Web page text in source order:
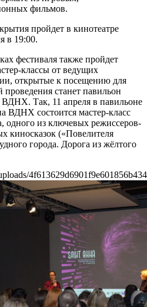
фильмов.
пройдет в кинотеатре
в 19:00.
фестиваля также пройдет
классы от ведущих
открытые к посещению для
станет павильон
ВДНХ. Так, 11 апреля в павильоне
ВДНХ состоится мастер-класс
одного из ключевых режиссеров-
киносказок («Повелителя
города. Дорога из жёлтого